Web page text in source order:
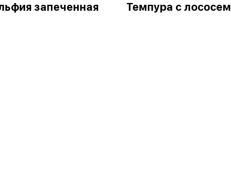
запеченная Темпура с лососем